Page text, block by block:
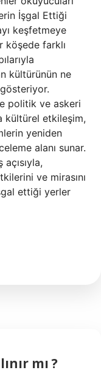
İşgal Ettiği
keşfetmeye
köşede farklı
kültürünün ne
politik ve askeri
kültürel etkileşim,
yeniden
alanı sunar.
ve mirasını
ettiği yerler
mı ?